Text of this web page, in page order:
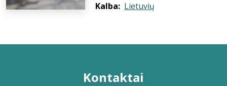
Kalba: Lietuvių
Kontaktai